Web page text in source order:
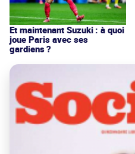
Et maintenant Suzuki : à quoi
joue Paris avec ses
gardiens ?